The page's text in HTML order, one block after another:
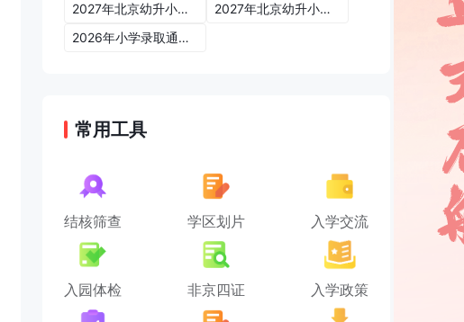
2027年北京幼升小六年一学位政策
2027年北京幼升小入学政策
2026年小学录取通知书
常用工具
结核筛查 学区划片 入学交流
入园体检 非京四证 入学政策